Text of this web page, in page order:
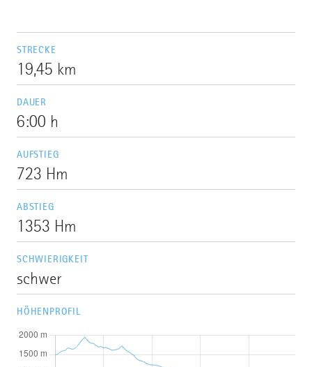
STRECKE
19,45 km
DAUER
6:00 h
AUFSTIEG
723 Hm
ABSTIEG
1353 Hm
SCHWIERIGKEIT
schwer
HÖHENPROFIL